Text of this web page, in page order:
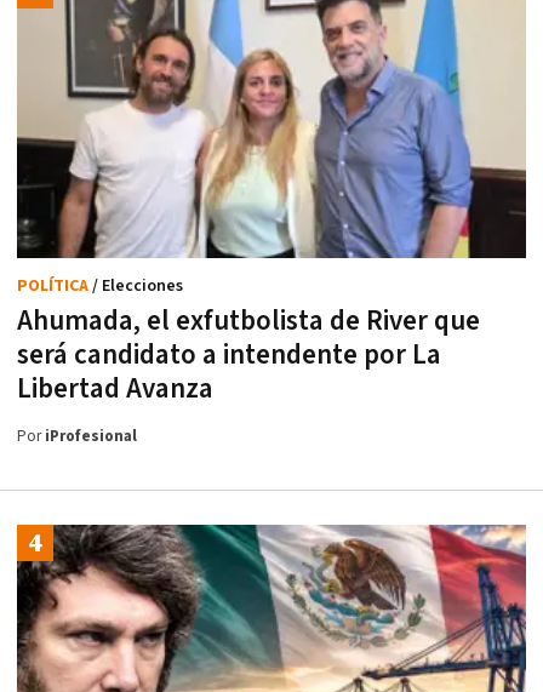
Ahumada, el exfutbolista de River que
será candidato a intendente por La
Libertad Avanza
POLÍTICA/ Elecciones
PoriProfesional